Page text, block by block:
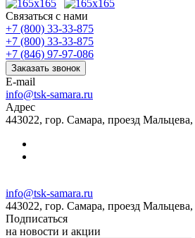
Связаться с нами
+7 (800) 33-33-875
+7 (800) 33-33-875
+7 (846) 97-97-086
Заказать звонок
E-mail
info@tsk-samara.ru
Адрес
443022, гор. Самара, проезд Мальцева,
info@tsk-samara.ru
443022, гор. Самара, проезд Мальцева,
Подписаться
на новости и акции